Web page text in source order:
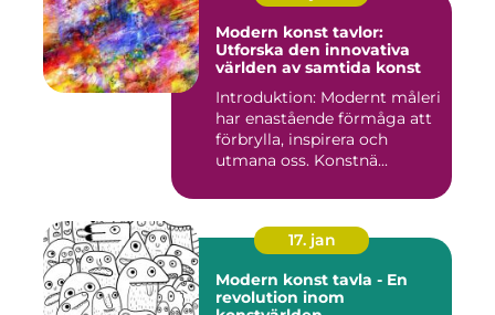
Modern konst tavlor:
Utforska den innovativa
världen av samtida konst
Introduktion: Modernt måleri
har enastående förmåga att
förbrylla, inspirera och
utmana oss. Konstnä...
17. jan
Modern konst tavla - En
revolution inom